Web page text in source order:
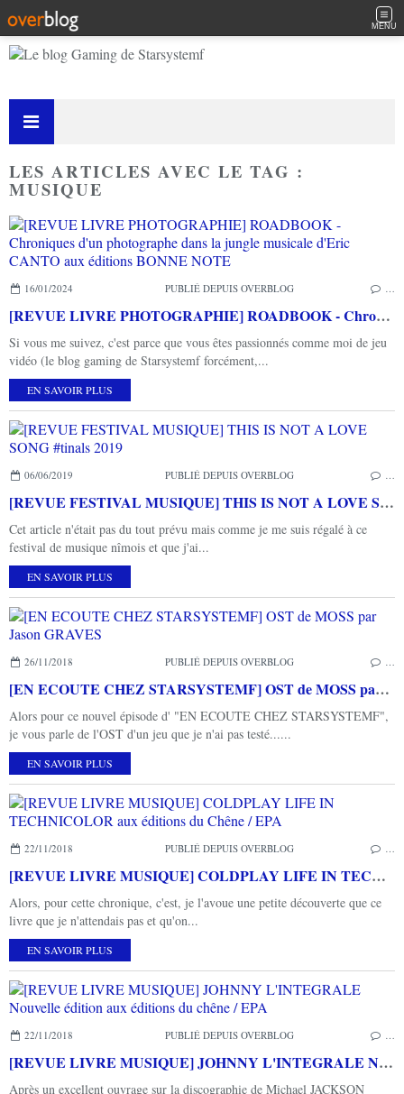
MENU
LES ARTICLES AVEC LE TAG :
MUSIQUE
16/01/2024 PUBLIÉ DEPUIS OVERBLOG
[REVUE LIVRE PHOTOGRAPHIE] ROADBOOK - Chroniques d'un photographe dans la jungle musicale d'Eric CANTO aux éditions BONNE NOTE
Si vous me suivez, c'est parce que vous êtes passionnés comme moi de jeu
vidéo (le blog gaming de Starsystemf forcément,...
EN SAVOIR PLUS
06/06/2019 PUBLIÉ DEPUIS OVERBLOG
[REVUE FESTIVAL MUSIQUE] THIS IS NOT A LOVE SONG #tinals 2019
Cet article n'était pas du tout prévu mais comme je me suis régalé à ce
festival de musique nîmois et que j'ai...
EN SAVOIR PLUS
26/11/2018 PUBLIÉ DEPUIS OVERBLOG
[EN ECOUTE CHEZ STARSYSTEMF] OST de MOSS par Jason GRAVES
Alors pour ce nouvel épisode d' "EN ECOUTE CHEZ STARSYSTEMF",
je vous parle de l'OST d'un jeu que je n'ai pas testé......
EN SAVOIR PLUS
22/11/2018 PUBLIÉ DEPUIS OVERBLOG
[REVUE LIVRE MUSIQUE] COLDPLAY LIFE IN TECHNICOLOR aux éditions du Chêne / EPA
Alors, pour cette chronique, c'est, je l'avoue une petite découverte que ce
livre que je n'attendais pas et qu'on...
EN SAVOIR PLUS
22/11/2018 PUBLIÉ DEPUIS OVERBLOG
[REVUE LIVRE MUSIQUE] JOHNNY L'INTEGRALE Nouvelle édition aux éditions du chêne / EPA
Après un excellent ouvrage sur la discographie de Michael JACKSON